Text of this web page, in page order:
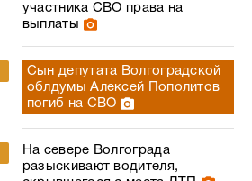
участника СВО права на
выплаты
Сын депутата Волгоградской
облдумы Алексей Пополитов
погиб на СВО
На севере Волгограда
разыскивают водителя,